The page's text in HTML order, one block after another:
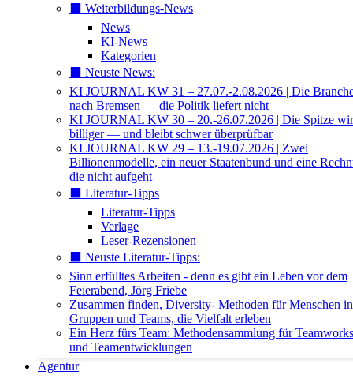
⬛️ Weiterbildungs-News
News
KI-News
Kategorien
⬛️ Neuste News:
KI JOURNAL KW 31 – 27.07.-2.08.2026 | Die
nach Bremsen — die Politik liefert nicht
KI JOURNAL KW 30 – 20.-26.07.2026 | Die Spitze
billiger — und bleibt schwer überprüfbar
KI JOURNAL KW 29 – 13.-19.07.2026 | Zwei
Billionenmodelle, ein neuer Staatenbund und eine
die nicht aufgeht
⬛️ Literatur-Tipps
Literatur-Tipps
Verlage
Leser-Rezensionen
⬛️ Neuste Literatur-Tipps:
Sinn erfülltes Arbeiten - denn es gibt ein Leben vor dem
Feierabend, Jörg Friebe
Zusammen finden, Diversity- Methoden für Menschen in
Gruppen und Teams, die Vielfalt erleben
Ein Herz fürs Team: Methodensammlung für
und Teamentwicklungen
Agentur